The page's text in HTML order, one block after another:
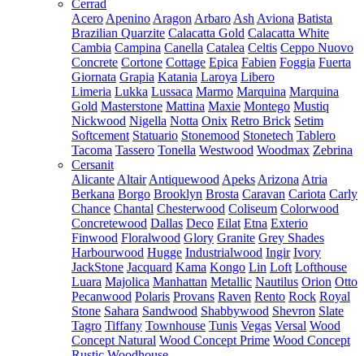
Cerrad
Acero Apenino Aragon Arbaro Ash Aviona Batista
Brazilian Quarzite Calacatta Gold Calacatta White
Cambia Campina Canella Catalea Celtis Ceppo Nuovo
Concrete Cortone Cottage Epica Fabien Foggia Fuerta
Giornata Grapia Katania Laroya Libero
Limeria Lukka Lussaca Marmo Marquina Marquina
Gold Masterstone Mattina Maxie Montego Mustiq
Nickwood Nigella Notta Onix Retro Brick Setim
Softcement Statuario Stonemood Stonetech Tablero
Tacoma Tassero Tonella Westwood Woodmax Zebrina
Cersanit
Alicante Altair Antiquewood Apeks Arizona Atria
Berkana Borgo Brooklyn Brosta Caravan Cariota Carly
Chance Chantal Chesterwood Coliseum Colorwood
Concretewood Dallas Deco Eilat Etna Exterio
Finwood Floralwood Glory Granite Grey Shades
Harbourwood Hugge Industrialwood Ingir Ivory
JackStone Jacquard Kama Kongo Lin Loft Lofthouse
Luara Majolica Manhattan Metallic Nautilus Orion Otto
Pecanwood Polaris Provans Raven Rento Rock Royal
Stone Sahara Sandwood Shabbywood Shevron Slate
Tagro Tiffany Townhouse Tunis Vegas Versal Wood
Concept Natural Wood Concept Prime Wood Concept